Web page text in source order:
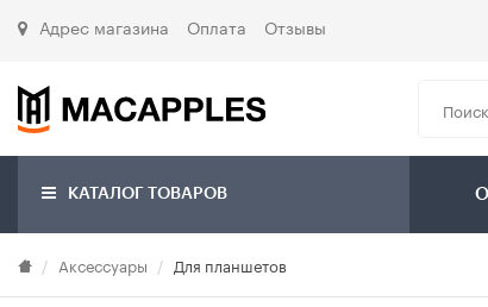
Адрес магазина Оплата Отзывы
КАТАЛОГ ТОВАРОВ
Аксессуары Для планшетов